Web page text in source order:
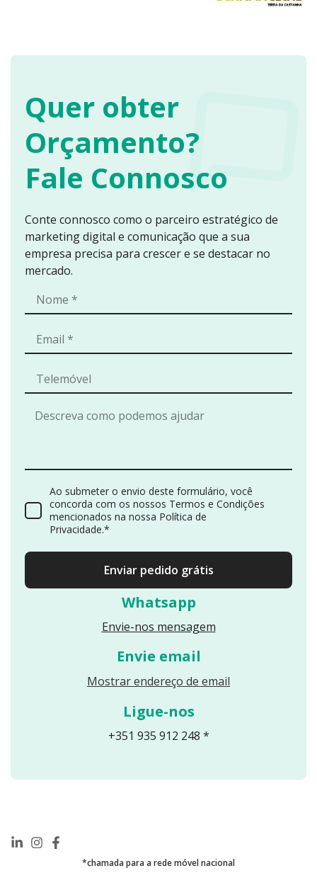
Quer obter
Orçamento?
Fale Connosco
Conte connosco como o parceiro estratégico de
marketing digital e comunicação que a sua
empresa precisa para crescer e se destacar no
mercado.
Whatsapp
Envie-nos mensagem
Envie email
Mostrar endereço de email
Ligue-nos
+351 935 912 248 *
Ao submeter o envio deste formulário, você
concorda com os nossos Termos e Condições
mencionados na nossa Política de
Privacidade.*
Enviar pedido grátis
*chamada para a rede móvel nacional